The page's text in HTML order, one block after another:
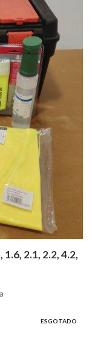
2.1, 2.2, 4.2,
ESGOTADO